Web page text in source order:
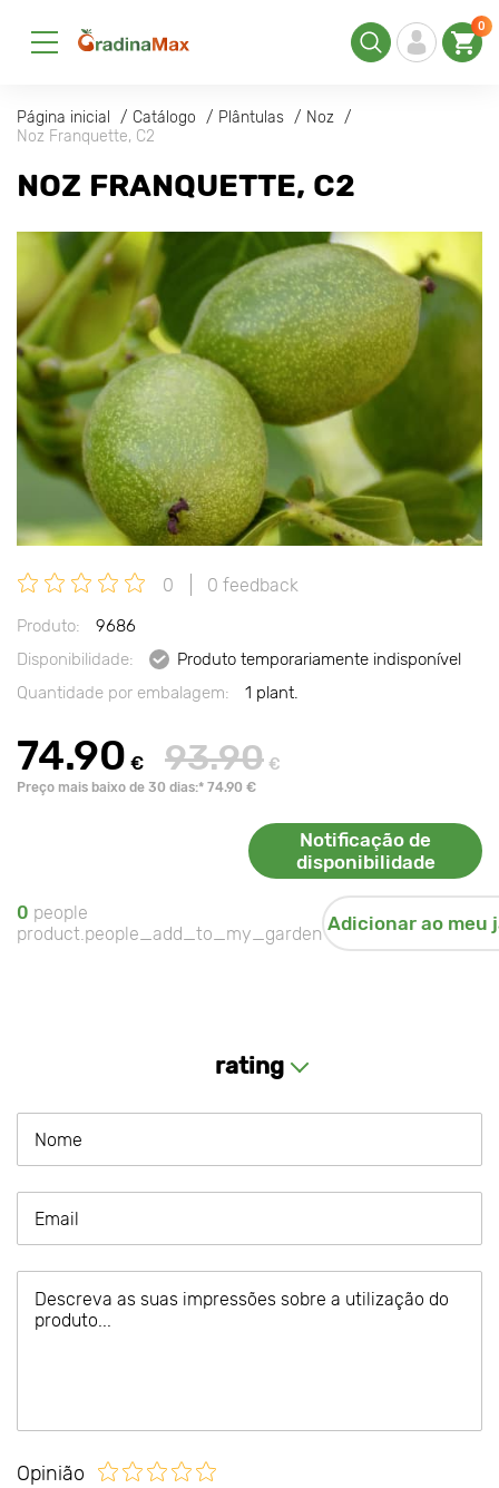
0
Página inicial Catálogo Plântulas
Noz
Noz Franquette, C2
NOZ FRANQUETTE, C2
0 0 feedback
Produto:
9686
Disponibilidade:
Produto temporariamente indisponível
Quantidade por embalagem:
1 plant.
74.90 € 93.90 €
Preço mais baixo de 30 dias:* 74.90 €
Notificação de
disponibilidade
0 people
product.people_add_to_my_garden Adicionar ao meu
rating
Opinião